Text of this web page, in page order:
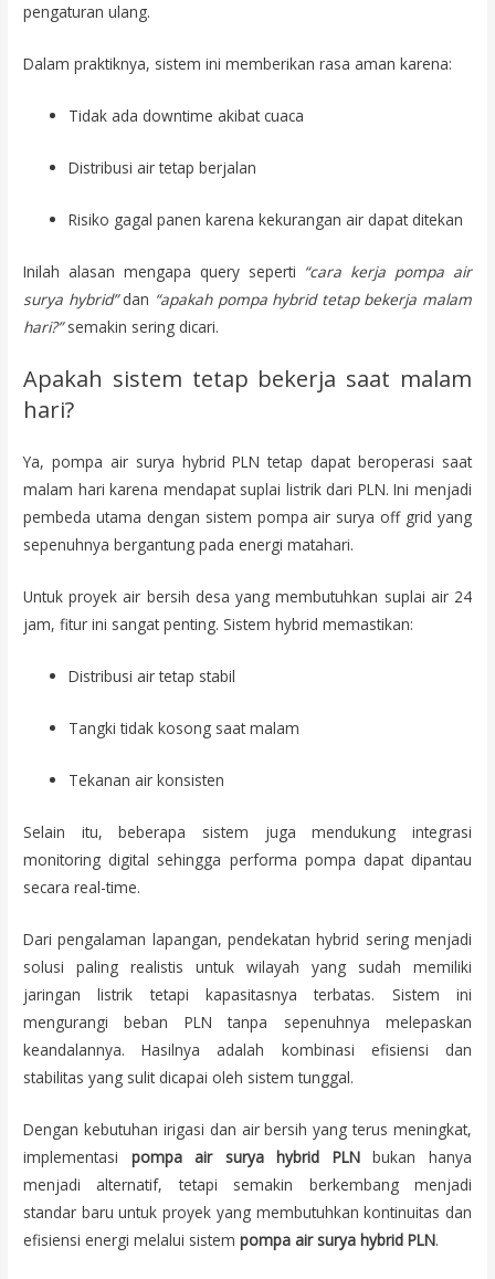
pengaturan ulang.
Dalam praktiknya, sistem ini memberikan rasa aman karena:
Tidak ada downtime akibat cuaca
Distribusi air tetap berjalan
Risiko gagal panen karena kekurangan air dapat ditekan
Inilah alasan mengapa query seperti “cara kerja pompa air
surya hybrid”dan “apakah pompa hybrid tetap bekerja malam
hari?”semakin sering dicari.
Apakah sistem tetap bekerja saat malam
hari?
Ya, pompa air surya hybrid PLN tetap dapat beroperasi saat
malam hari karena mendapat suplai listrik dari PLN. Ini menjadi
pembeda utama dengan sistem pompa air surya off grid yang
sepenuhnya bergantung pada energi matahari.
Untuk proyek air bersih desa yang membutuhkan suplai air 24
jam, fitur ini sangat penting. Sistem hybrid memastikan:
Distribusi air tetap stabil
Tangki tidak kosong saat malam
Tekanan air konsisten
Selain itu, beberapa sistem juga mendukung integrasi
monitoring digital sehingga performa pompa dapat dipantau
secara real-time.
Dari pengalaman lapangan, pendekatan hybrid sering menjadi
solusi paling realistis untuk wilayah yang sudah memiliki
jaringan listrik tetapi kapasitasnya terbatas. Sistem ini
mengurangi beban PLN tanpa sepenuhnya melepaskan
keandalannya. Hasilnya adalah kombinasi efisiensi dan
stabilitas yang sulit dicapai oleh sistem tunggal.
Dengan kebutuhan irigasi dan air bersih yang terus meningkat,
implementasi pompa air surya hybrid PLNbukan hanya
menjadi alternatif, tetapi semakin berkembang menjadi
standar baru untuk proyek yang membutuhkan kontinuitas dan
efisiensi energi melalui sistempompa air surya hybrid PLN.